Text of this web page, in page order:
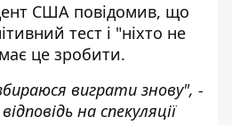
США повідомив, що
тест і "ніхто не
це зробити.
виграти знову", -
на спекуляції